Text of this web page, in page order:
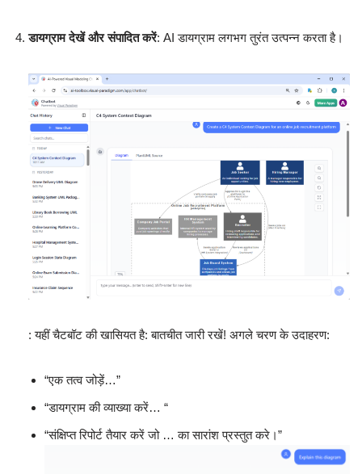
डायग्राम देखें और संपादित करें: AI डायग्राम लगभग तुरंत उत्पन्न करता है।
: यहीं चैटबॉट की खासियत है: बातचीत जारी रखें! अगले चरण के उदाहरण:
“एक तत्व जोड़ें…”
“डायग्राम की व्याख्या करें… “
“संक्षिप्त रिपोर्ट तैयार करें जो … का सारांश प्रस्तुत करे।”